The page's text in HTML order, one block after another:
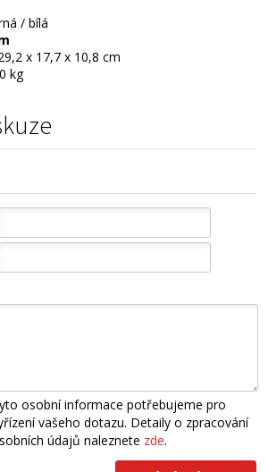
/ bílá
x 17,7 x 10,8 cm
kg
osobní informace potřebujeme pro
vašeho dotazu. Detaily o zpracování
údajů naleznete zde.